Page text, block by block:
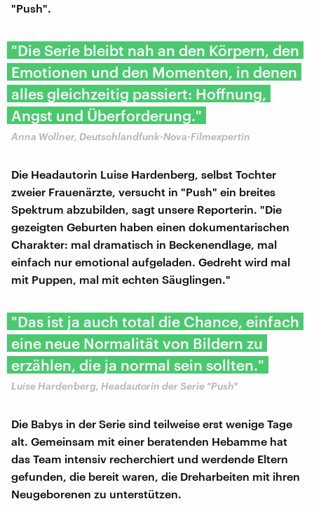
"Push".
"Die Serie bleibt nah an den Körpern, den
Emotionen und den Momenten, in denen
alles gleichzeitig passiert: Hoffnung,
Angst und Überforderung."
Anna Wollner, Deutschlandfunk-Nova-Filmexpertin
Die Headautorin Luise Hardenberg, selbst Tochter
zweier Frauenärzte, versucht in "Push" ein breites
Spektrum abzubilden, sagt unsere Reporterin. "Die
gezeigten Geburten haben einen dokumentarischen
Charakter: mal dramatisch in Beckenendlage, mal
einfach nur emotional aufgeladen. Gedreht wird mal
mit Puppen, mal mit echten Säuglingen."
"Das ist ja auch total die Chance, einfach
eine neue Normalität von Bildern zu
erzählen, die ja normal sein sollten."
Luise Hardenberg, Headautorin der Serie "Push"
Die Babys in der Serie sind teilweise erst wenige Tage
alt. Gemeinsam mit einer beratenden Hebamme hat
das Team intensiv recherchiert und werdende Eltern
gefunden, die bereit waren, die Dreharbeiten mit ihren
Neugeborenen zu unterstützen.